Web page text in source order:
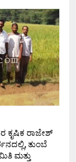
ಕೃಷಿಕ ರಾಜೇಶ್
ತುಂಬೆ
ಮತ್ತು